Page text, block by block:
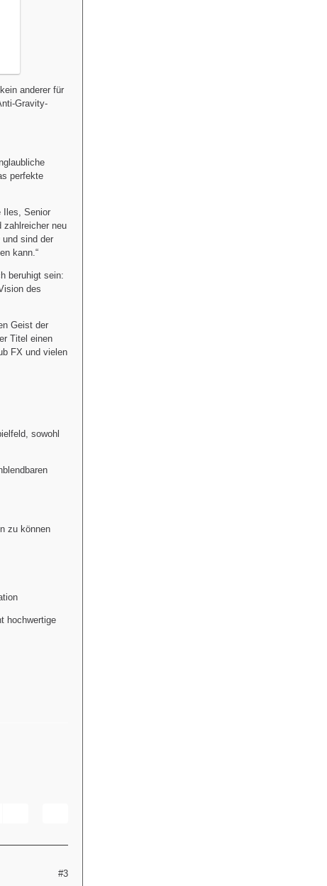
anderer für
Gravity-
perfekte
Iles, Senior
zahlreicher neu
sind der
kann.“
beruhigt sein:
des
Geist der
Titel einen
FX und vielen
sowohl
zu können
hochwertige
#3